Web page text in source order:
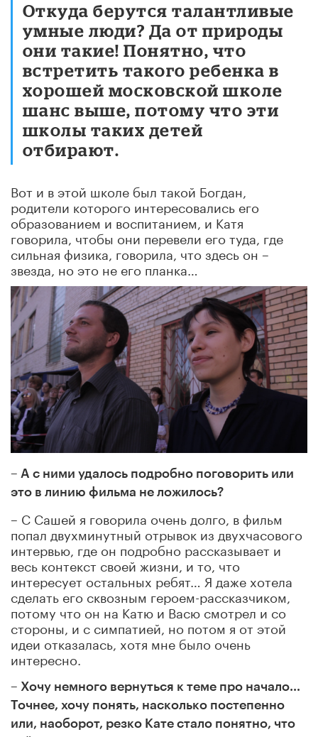
Откуда берутся талантливые
умные люди? Да от природы
они такие! Понятно, что
встретить такого ребенка в
хорошей московской школе
шанс выше, потому что эти
школы таких детей
отбирают.
Вот и в этой школе был такой Богдан,
родители которого интересовались его
образованием и воспитанием, и Катя
говорила, чтобы они перевели его туда, где
сильная физика, говорила, что здесь он –
звезда, но это не его планка…
– А с ними удалось подробно поговорить или
это в линию фильма не ложилось?
– С Сашей я говорила очень долго, в фильм
попал двухминутный отрывок из двухчасового
интервью, где он подробно рассказывает и
весь контекст своей жизни, и то, что
интересует остальных ребят… Я даже хотела
сделать его сквозным героем-рассказчиком,
потому что он на Катю и Васю смотрел и со
стороны, и с симпатией, но потом я от этой
идеи отказалась, хотя мне было очень
интересно.
– Хочу немного вернуться к теме про начало…
Точнее, хочу понять, насколько постепенно
или, наоборот, резко Кате стало понятно, что